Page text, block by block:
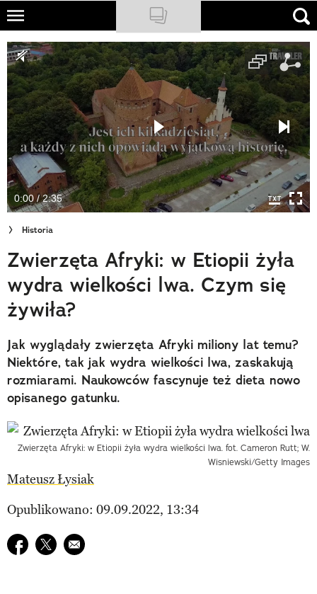
Skip
main
content
NATIONAL GEOGRAPHIC
TRAVELER
PODCASTY
Sklep
Newsletter
Cuda Polski
Wielki Konkurs Fotograficzny
Trendbook Podróżniczy
Polecane
0:00 / 2:35
Historia
Zwierzęta Afryki: w Etiopii żyła
wydra wielkości lwa. Czym się
żywiła?
Jak wyglądały zwierzęta Afryki miliony lat temu?
Niektóre, tak jak wydra wielkości lwa, zaskakują
rozmiarami. Naukowców fascynuje też dieta nowo
opisanego gatunku.
Zwierzęta Afryki: w Etiopii żyła wydra wielkości lwa. fot. Cameron Rutt; W.
Wisniewski/Getty Images
Mateusz Łysiak
Opublikowano: 09.09.2022, 13:34
Udostępnij na facebook
Udostępnij na twitter
E-mail do przyjaciela